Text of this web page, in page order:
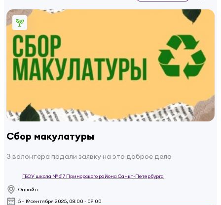
Сбор макулатуры
3 волонтёра подали заявку на это доброе дело
ГБОУ школа № 617 Приморского района Санкт-Петербурга
Онлайн
5 – 19 сентября 2025, 08:00 - 09:00